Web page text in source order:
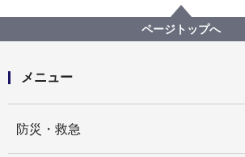
令和４年度「横浜デザイン学院と協
プを作成しました！」ページトップへ
メニュー
防災・救急